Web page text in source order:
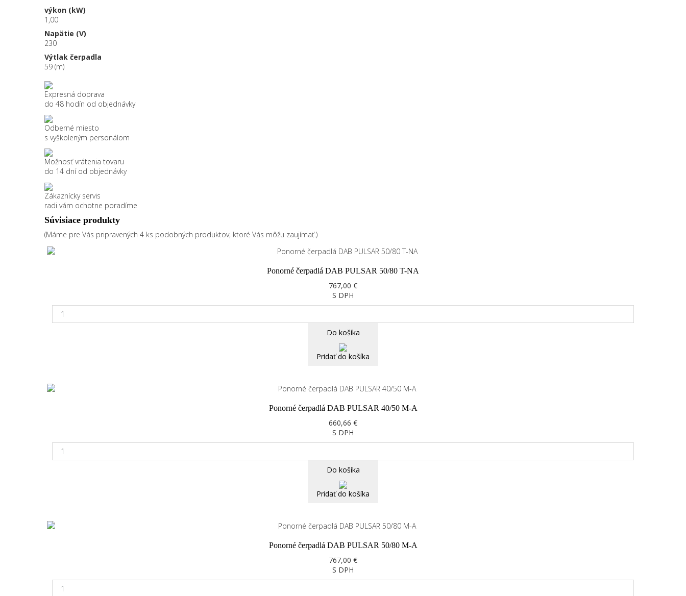
výkon (kW)
1,00
Napätie (V)
230
Výtlak čerpadla
59 (m)
Expresná doprava
do 48 hodín od objednávky
Odberné miesto
s vyškoleným personálom
Možnosť vrátenia tovaru
do 14 dní od objednávky
Zákaznícky servis
radi vám ochotne poradíme
Súvisiace produkty
(Máme pre Vás pripravených 4 ks podobných produktov, ktoré Vás môžu zaujímať.)
Ponorné čerpadlá DAB PULSAR 50/80 T-NA
767,00 €
S DPH
Do košíka
Pridať do košíka
Ponorné čerpadlá DAB PULSAR 40/50 M-A
660,66 €
S DPH
Do košíka
Pridať do košíka
Ponorné čerpadlá DAB PULSAR 50/80 M-A
767,00 €
S DPH